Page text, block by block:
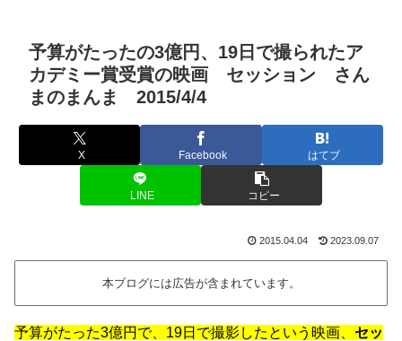
予算がたったの3億円、19日で撮られたア
カデミー賞受賞の映画 セッション さん
まのまんま 2015/4/4
X Facebook はてブ
LINE コピー
2015.04.04 2023.09.07
本ブログには広告が含まれています。
予算がたった3億円で、19日で撮影したという映画、 セッ